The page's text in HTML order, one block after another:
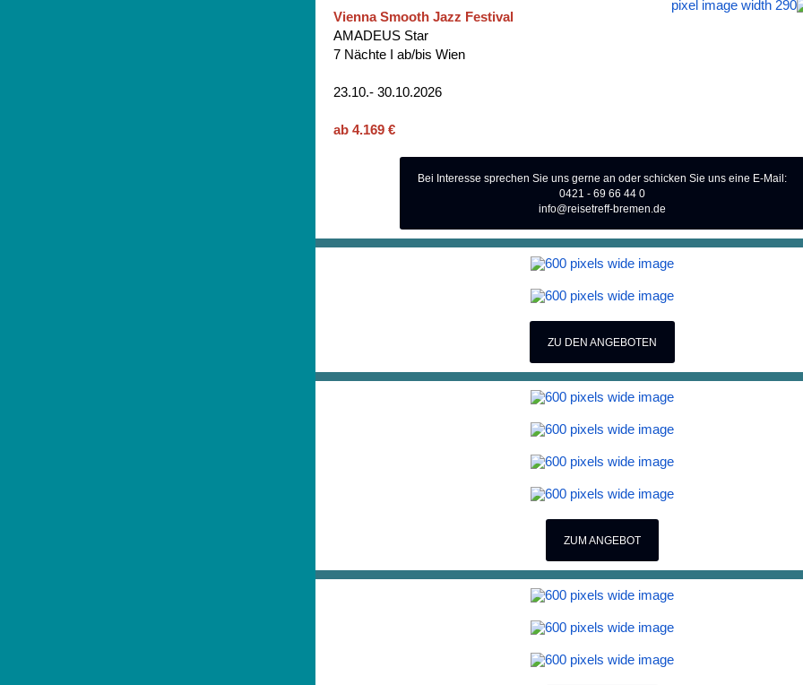
Vienna Smooth Jazz Festival
AMADEUS Star
7 Nächte I ab/bis Wien
23.10.- 30.10.2026
ab 4.169 €
Bei Interesse sprechen Sie uns gerne an oder schicken Sie uns eine E-Mail:
0421 - 69 66 44 0
info@reisetreff-bremen.de
ZU DEN ANGEBOTEN
ZUM ANGEBOT